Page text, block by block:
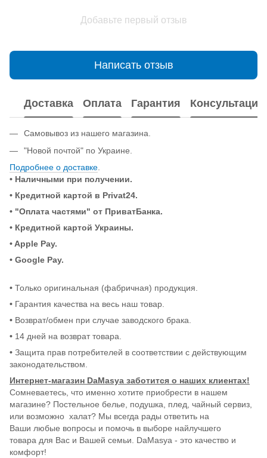
Добавьте первый отзыв
Написать отзыв
Доставка Оплата Гарантия Консультация
Самовывоз из нашего магазина.
"Новой почтой" по Украине.
Подробнее о доставке
• Наличными при получении.
• Кредитной картой в Privat24.
• "Оплата частями" от ПриватБанка.
• Кредитной картой Украины.
• Apple Pay.
• Google Pay.
• Только оригинальная (фабричная) продукция.
• Гарантия качества на весь наш товар.
• Возврат/обмен при случае заводского брака.
• 14 дней на возврат товара.
• Защита прав потребителей в соответствии с действующим
законодательством.
Интернет-магазин DaMasya заботится о наших клиентах!
Сомневаетесь, что именно хотите приобрести в нашем
магазине? Постельное белье, подушка, плед, чайный сервиз,
или возможно халат? Мы всегда рады ответить на
Ваши любые вопросы и помочь в выборе найлучшего
товара для Вас и Вашей семьи. DaMasya - это качество и
комфорт!